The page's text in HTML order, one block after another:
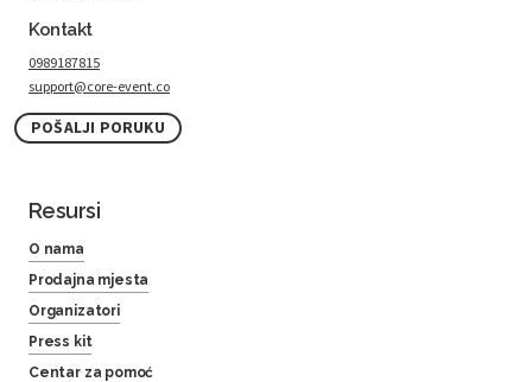
Kontakt
0989187815
support@core-event.co
POŠALJI PORUKU
Resursi
O nama
Prodajna mjesta
Organizatori
Press kit
Centar za pomoć